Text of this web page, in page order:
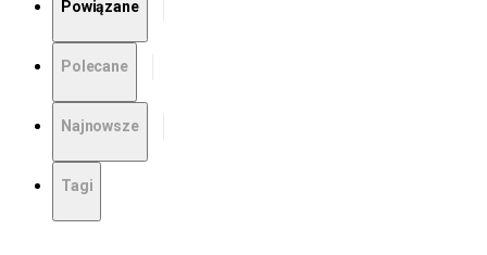
Powiązane
Polecane
Najnowsze
Tagi